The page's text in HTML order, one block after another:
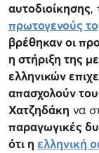
αυτοδιοίκησης,
πρωτογενούς
βρέθηκαν οι
η στήριξη της
ελληνικών
απασχολούν
Χατζηδάκη να
παραγωγικές
ότι η ελληνική